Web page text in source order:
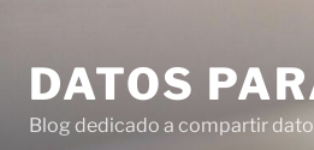
DATOS
Blog dedicado a compartir